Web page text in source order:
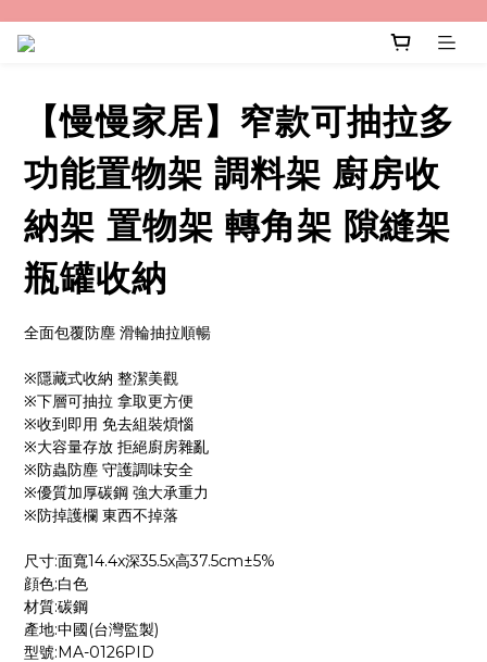
【慢慢家居】窄款可抽拉多
功能置物架 調料架 廚房收
納架 置物架 轉角架 隙縫架
瓶罐收納
全面包覆防塵 滑輪抽拉順暢
※隱藏式收納 整潔美觀
※下層可抽拉 拿取更方便
※收到即用 免去組裝煩惱
※大容量存放 拒絕廚房雜亂
※防蟲防塵 守護調味安全
※優質加厚碳鋼 強大承重力
※防掉護欄 東西不掉落
尺寸:面寬14.4x深35.5x高37.5cm±5%
顔色:白色
材質:碳鋼
產地:中國(台灣監製)
型號:MA-0126PID